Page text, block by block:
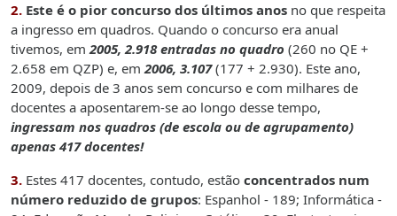
2. Este é o pior concurso dos últimos anos no que respeita
a ingresso em quadros. Quando o concurso era anual
tivemos, em2005, 2.918 entradas no quadro (260 no QE +
2.658 em QZP) e, em2006, 3.107(177 + 2.930). Este ano,
2009, depois de 3 anos sem concurso e com milhares de
docentes a aposentarem-se ao longo desse tempo,
ingressam nos quadros (de escola ou de agrupamento)
apenas 417 docentes!
3. Estes 417 docentes, contudo, estão concentrados num
número reduzido de grupos: Espanhol - 189; Informática -